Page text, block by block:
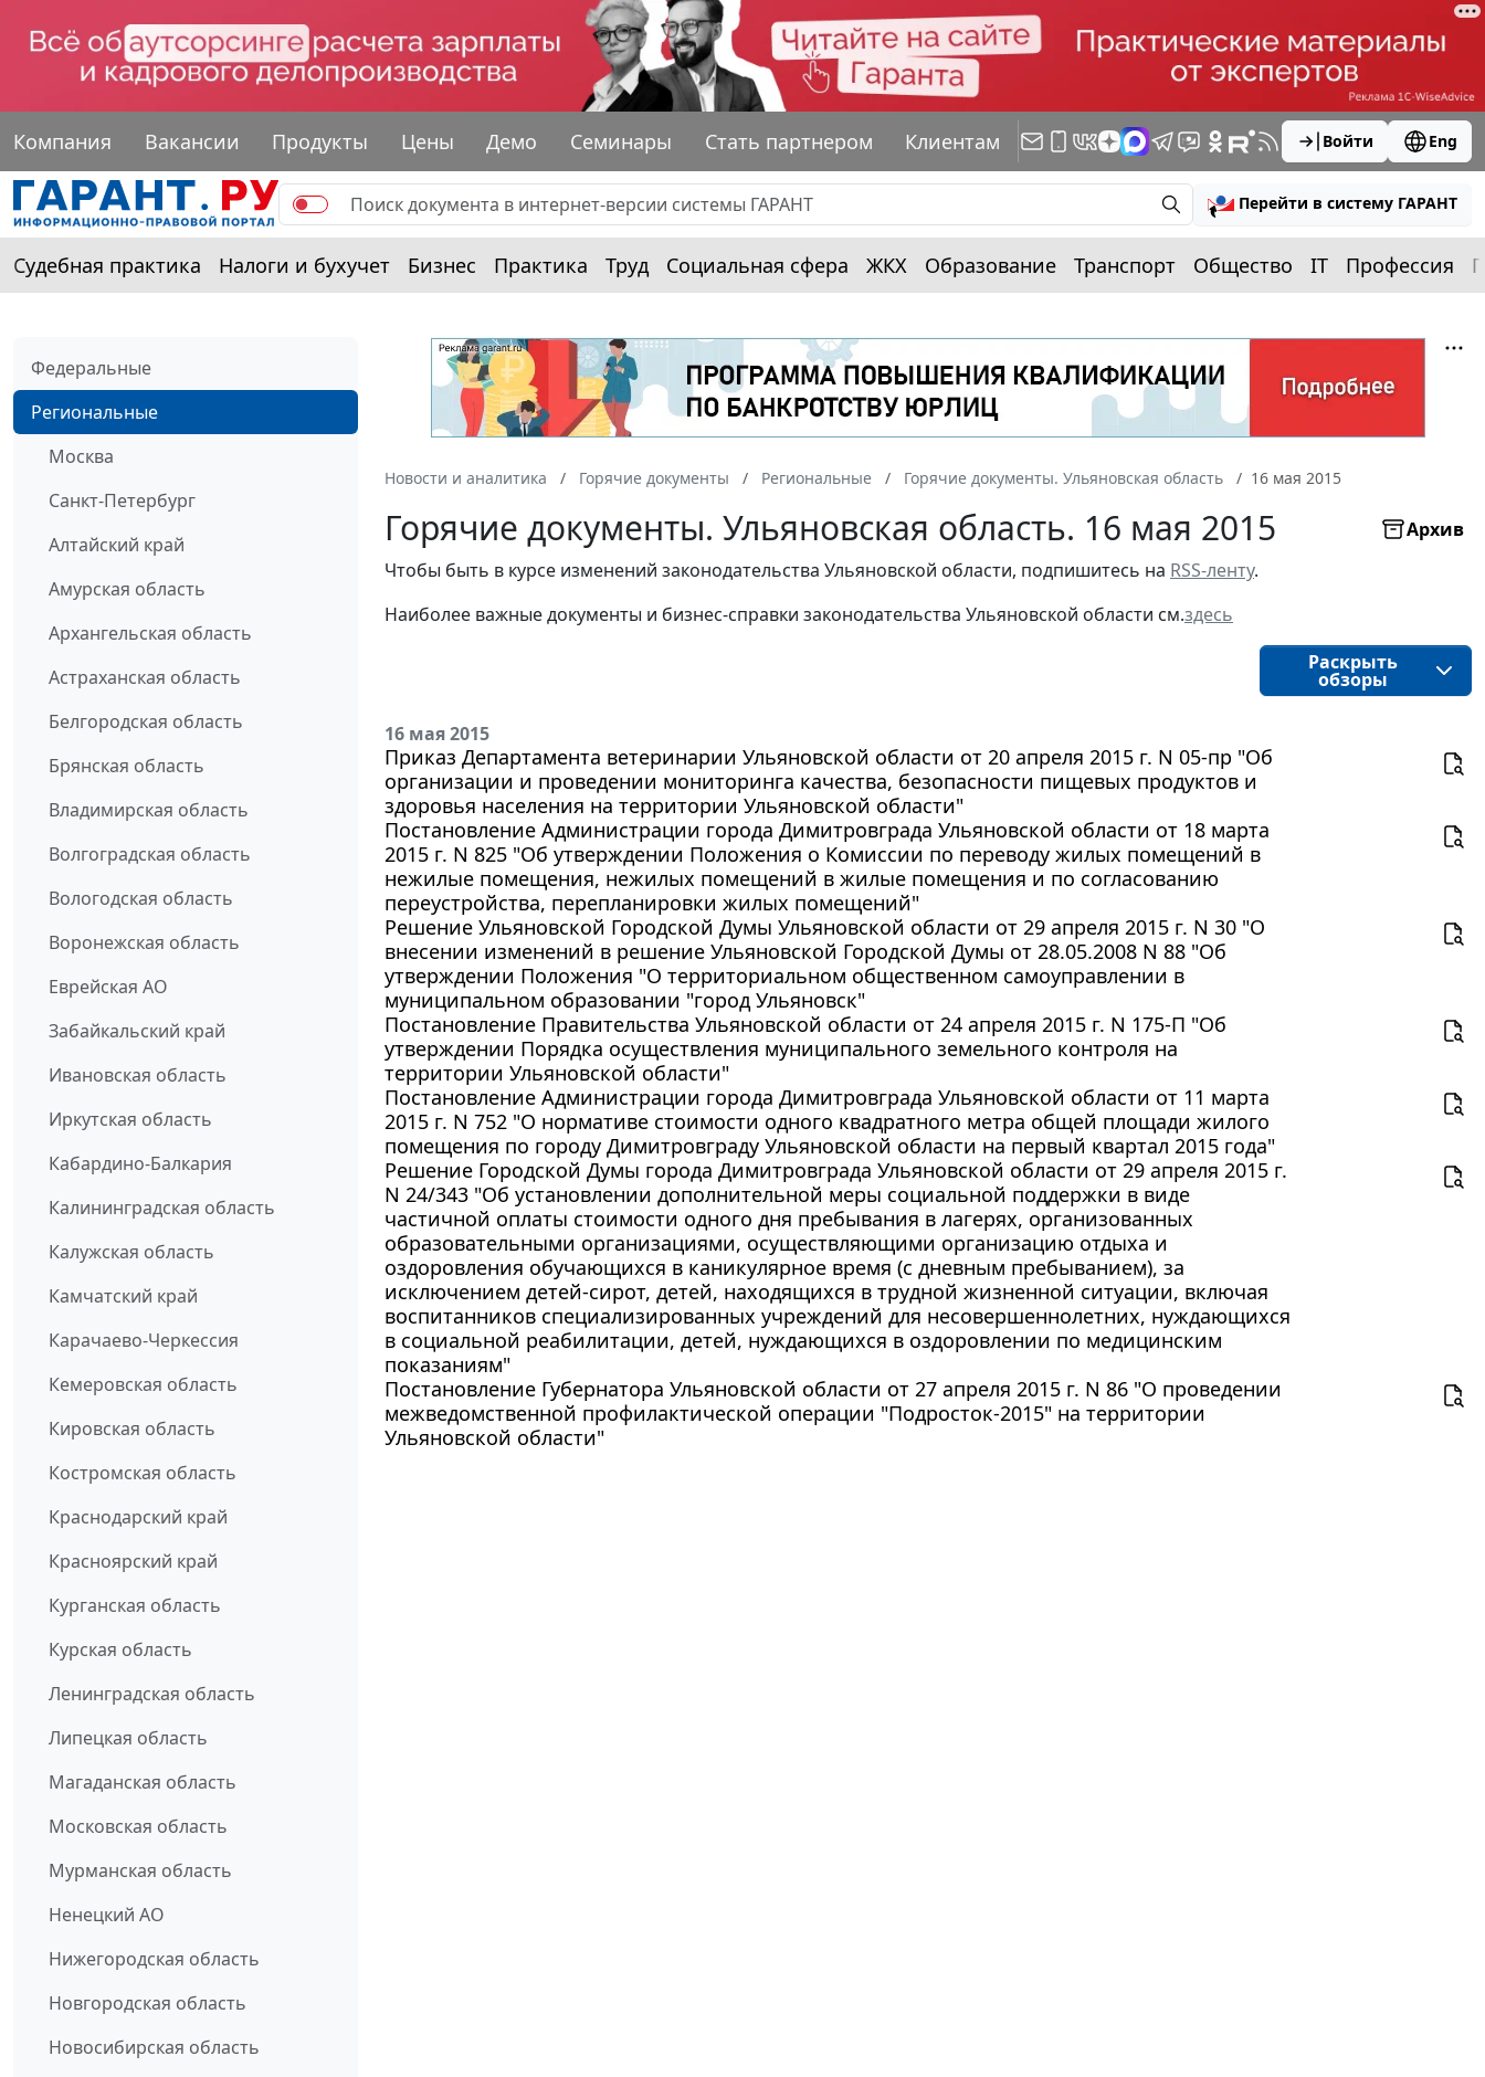
Компания Вакансии Продукты Цены Демо Семинары Стать партнером Клиентам Войти Eng
Перейти в систему ГАРАНТ
Судебная практика Налоги и бухучет Бизнес Практика Труд Социальная сфера ЖКХ Образование Транспорт Общество IT Профессия
Федеральные
Региональные
Москва
Санкт-Петербург
Алтайский край
Амурская область
Архангельская область
Астраханская область
Белгородская область
Брянская область
Владимирская область
Волгоградская область
Вологодская область
Воронежская область
Еврейская АО
Забайкальский край
Ивановская область
Иркутская область
Кабардино-Балкария
Калининградская область
Калужская область
Камчатский край
Карачаево-Черкессия
Кемеровская область
Кировская область
Костромская область
Краснодарский край
Красноярский край
Курганская область
Курская область
Ленинградская область
Липецкая область
Магаданская область
Московская область
Мурманская область
Ненецкий АО
Нижегородская область
Новгородская область
Новосибирская область
Новости и аналитика Горячие документы Региональные Горячие документы. Ульяновская область 16 мая 2015
Горячие документы. Ульяновская область. 16 мая 2015
Архив
Чтобы быть в курсе изменений законодательства Ульяновской области, подпишитесь на RSS-ленту.
Наиболее важные документы и бизнес-справки законодательства Ульяновской области см.здесь
Раскрыть
обзоры
16 мая 2015
Приказ Департамента ветеринарии Ульяновской области от 20 апреля 2015 г. N 05-пр "Об
организации и проведении мониторинга качества, безопасности пищевых продуктов и
здоровья населения на территории Ульяновской области"
Постановление Администрации города Димитровграда Ульяновской области от 18 марта
2015 г. N 825 "Об утверждении Положения о Комиссии по переводу жилых помещений в
нежилые помещения, нежилых помещений в жилые помещения и по согласованию
переустройства, перепланировки жилых помещений"
Решение Ульяновской Городской Думы Ульяновской области от 29 апреля 2015 г. N 30 "О
внесении изменений в решение Ульяновской Городской Думы от 28.05.2008 N 88 "Об
утверждении Положения "О территориальном общественном самоуправлении в
муниципальном образовании "город Ульяновск"
Постановление Правительства Ульяновской области от 24 апреля 2015 г. N 175-П "Об
утверждении Порядка осуществления муниципального земельного контроля на
территории Ульяновской области"
Постановление Администрации города Димитровграда Ульяновской области от 11 марта
2015 г. N 752 "О нормативе стоимости одного квадратного метра общей площади жилого
помещения по городу Димитровграду Ульяновской области на первый квартал 2015 года"
Решение Городской Думы города Димитровграда Ульяновской области от 29 апреля 2015 г.
N 24/343 "Об установлении дополнительной меры социальной поддержки в виде
частичной оплаты стоимости одного дня пребывания в лагерях, организованных
образовательными организациями, осуществляющими организацию отдыха и
оздоровления обучающихся в каникулярное время (с дневным пребыванием), за
исключением детей-сирот, детей, находящихся в трудной жизненной ситуации, включая
воспитанников специализированных учреждений для несовершеннолетних, нуждающихся
в социальной реабилитации, детей, нуждающихся в оздоровлении по медицинским
показаниям"
Постановление Губернатора Ульяновской области от 27 апреля 2015 г. N 86 "О проведении
межведомственной профилактической операции "Подросток-2015" на территории
Ульяновской области"